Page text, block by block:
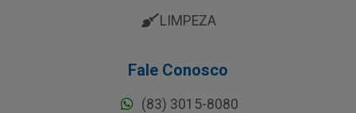
LIMPEZA
Fale Conosco
(83) 3015-8080